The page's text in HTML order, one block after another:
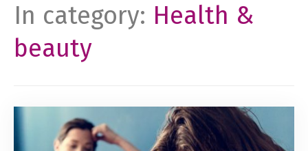
In category: Health &
beauty